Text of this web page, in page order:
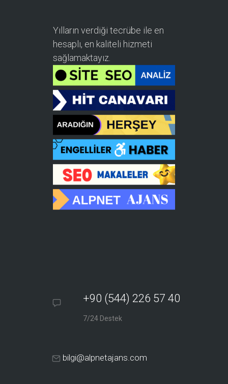
Yılların verdiği tecrübe ile en
hesaplı, en kaliteli hizmeti
sağlamaktayız.
+90 (544) 226 57 40
7/24 Destek
bilgi@alpnetajans.com